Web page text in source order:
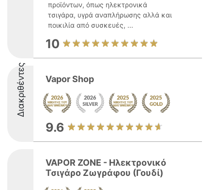
προϊόντων, όπως ηλεκτρονικά
τσιγάρα, υγρά αναπλήρωσης αλλά και
ποικιλία από συσκευές, ...
10
Διακριθέντες Vapor Shop
9.6
VAPOR ZONE - Ηλεκτρονικό
Τσιγάρο Ζωγράφου (Γουδί)